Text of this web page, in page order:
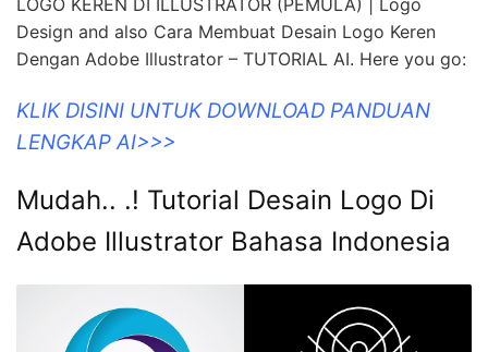
LOGO KEREN DI ILLUSTRATOR (PEMULA) | Logo
Design and also Cara Membuat Desain Logo Keren
Dengan Adobe Illustrator – TUTORIAL AI. Here you go:
KLIK DISINI UNTUK DOWNLOAD PANDUAN
LENGKAP AI>>>
Mudah.. .! Tutorial Desain Logo Di
Adobe Illustrator Bahasa Indonesia